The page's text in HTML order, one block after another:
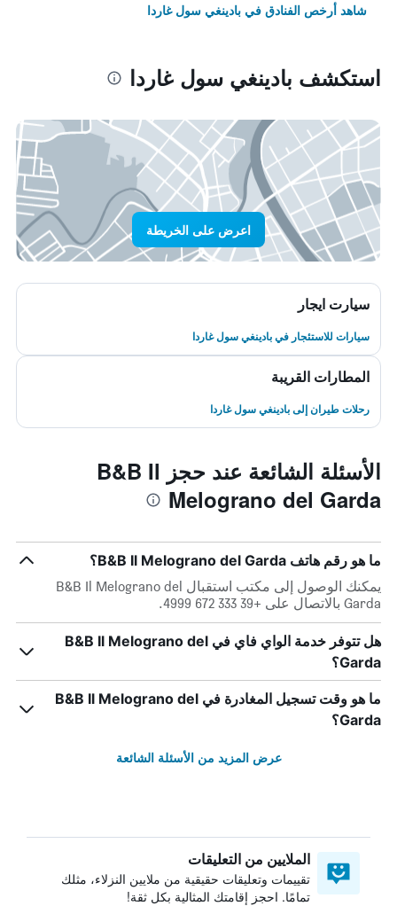
شاهد أرخص الفنادق في بادينغي سول غاردا
استكشف بادينغي سول غاردا
اعرض على الخريطة
سيارت ايجار
سيارات للاستئجار في بادينغي سول غاردا
المطارات القريبة
رحلات طيران إلى بادينغي سول غاردا
الأسئلة الشائعة عند حجز B&B Il
Melograno del Garda
ما هو رقم هاتف B&B Il Melograno del Garda؟
يمكنك الوصول إلى مكتب استقبال B&B Il Melograno del
Garda بالاتصال على +39 333 672 4999.
هل تتوفر خدمة الواي فاي في B&B Il Melograno del
Garda؟
ما هو وقت تسجيل المغادرة في B&B Il Melograno del
Garda؟
عرض المزيد من الأسئلة الشائعة
الملايين من التعليقات
تقييمات وتعليقات حقيقية من ملايين النزلاء، مثلك
تمامًا. احجز إقامتك المثالية بكل ثقة!